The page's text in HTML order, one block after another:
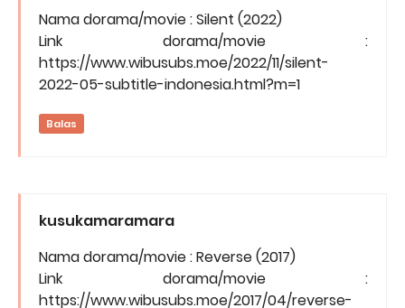
Nama dorama/movie : Silent (2022)
Link dorama/movie :
https://www.wibusubs.moe/2022/11/silent-
2022-05-subtitle-indonesia.html?m=1
Balas
kusukamaramara
Nama dorama/movie : Reverse (2017)
Link dorama/movie :
https://www.wibusubs.moe/2017/04/reverse-